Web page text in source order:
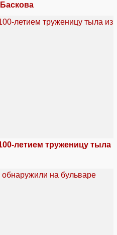
летием труженицу тыла